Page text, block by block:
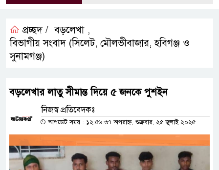
প্রচ্ছদ / বড়লেখা ,
বিভাগীয় সংবাদ (সিলেট, মৌলভীবাজার, হবিগঞ্জ ও
সুনামগঞ্জ)
বড়লেখার লাতু সীমান্ত দিয়ে ৫ জনকে পুশইন
নিজস্ব প্রতিবেদকঃ
আপডেট সময় : ১২:৫৬:৩৭ অপরাহ্ন, শুক্রবার, ২৫ জুলাই ২০২৫